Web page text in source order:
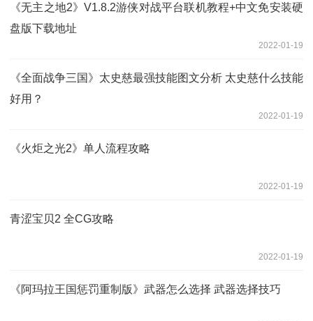
《无主之地2》V1.8.2游侠对战平台联机教程+中文免安装硬
盘版下载地址
2022-01-19
《全面战争三国》太史慈最强技能图文分析 太史慈什么技能
好用？
2022-01-19
《火炬之光2》单人流程攻略
2022-01-19
青涩宝贝2 全CG攻略
2022-01-19
《阿玛拉王国惩罚重制版》武器怎么选择 武器选择技巧